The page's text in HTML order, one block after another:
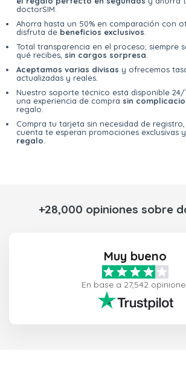
doctorSIM.
Ahorra hasta un 50% en comparación con
disfruta de beneficios exclusivos
Total transparencia en el proceso; siempre
qué recibes, sin cargos sorpresa
Aceptamos varias divisas y ofrecemos
actualizadas y reales.
Nuestro soporte técnico está disponible
una experiencia de compra sin
regalo.
Compra tu tarjeta sin necesidad de
cuenta te esperan promociones exclusivas y
regalo
+28,000 opiniones sobre
Muy bueno
En base a 27,542